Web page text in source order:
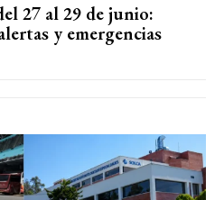
27 al 29 de junio:
y emergencias